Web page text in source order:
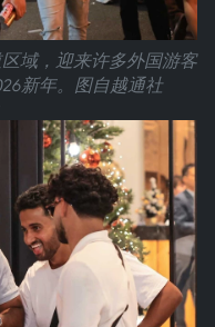
域，迎来许多外国游客
新年。图自越通社